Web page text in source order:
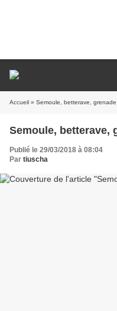
Accueil » Semoule, betterave, grenade
Semoule, betterave,
Publié le 29/03/2018 à 08:04
Par tiuscha